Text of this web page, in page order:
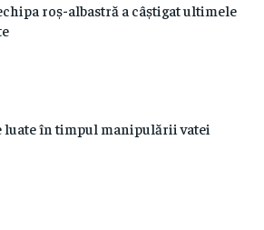
roș-albastră a câștigat ultimele
luate în timpul manipulării vatei